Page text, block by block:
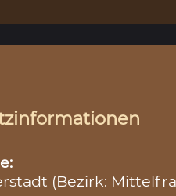
(Bezirk: